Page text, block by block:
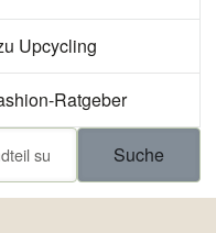
Upcycling
Ratgeber